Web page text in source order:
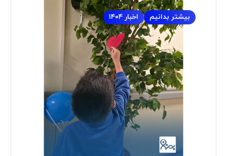
اخبار ۱۴۰۴ بیشتر بدانیم